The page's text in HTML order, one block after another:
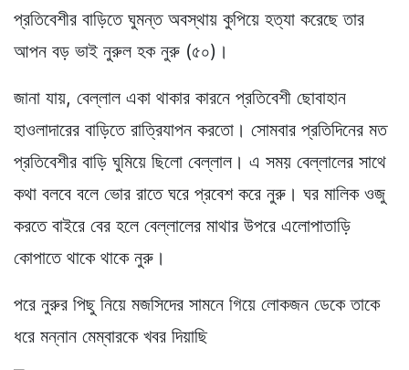
প্রতিবেশীর বাড়িতে ঘুমন্ত অবস্থায় কুপিয়ে হত্যা করেছে তার
আপন বড় ভাই নুরুল হক নুরু (৫০)।
জানা যায়, বেল্লাল একা থাকার কারনে প্রতিবেশী ছোবাহান
হাওলাদারের বাড়িতে রাত্রিযাপন করতো। সোমবার প্রতিদিনের মত
প্রতিবেশীর বাড়ি ঘুমিয়ে ছিলো বেল্লাল। এ সময় বেল্লালের সাথে
কথা বলবে বলে ভোর রাতে ঘরে প্রবেশ করে নুরু। ঘর মালিক ওজু
করতে বাইরে বের হলে বেল্লালের মাথার উপরে এলোপাতাড়ি
কোপাতে থাকে থাকে নুরু।
পরে নুরুর পিছু নিয়ে মজসিদের সামনে গিয়ে লোকজন ডেকে তাকে
ধরে মন্নান মেম্বারকে খবর দিয়াছি